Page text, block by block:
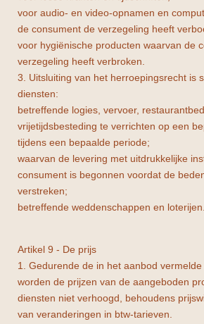
voor audio- en video-opnamen en
de consument de verzegeling heeft
voor hygiënische producten waarvan de
verzegeling heeft verbroken.
3. Uitsluiting van het herroepingsrecht is
diensten:
betreffende logies, vervoer,
vrijetijdsbesteding te verrichten op een
tijdens een bepaalde periode;
waarvan de levering met uitdrukkelijke
consument is begonnen voordat de
verstreken;
betreffende weddenschappen en loterijen.
Artikel 9 - De prijs
1. Gedurende de in het aanbod
worden de prijzen van de aangeboden
diensten niet verhoogd, behoudens
van veranderingen in btw-tarieven.